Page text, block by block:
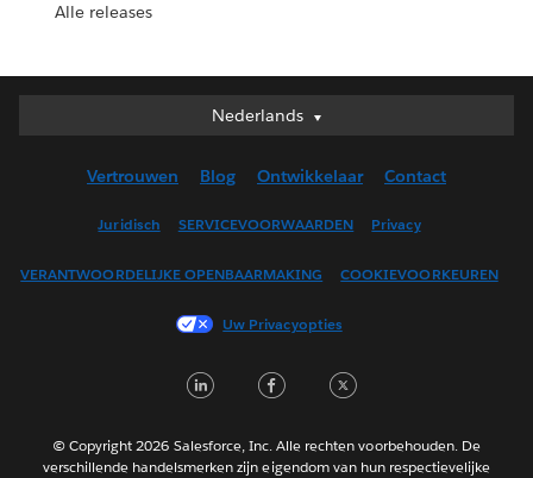
Alle releases
Nederlands
Nederlands
English (UK)
Français (Canada)
Français (France)
日本語
Português
Vertrouwen Blog Ontwikkelaar Contact
Juridisch SERVICEVOORWAARDEN Privacy
VERANTWOORDELIJKE OPENBAARMAKING COOKIEVOORKEUREN
Uw Privacyopties
LinkedInFacebook
© Copyright 2026 Salesforce, Inc. Alle rechten voorbehouden. De
verschillende handelsmerken zijn eigendom van hun respectievelijke